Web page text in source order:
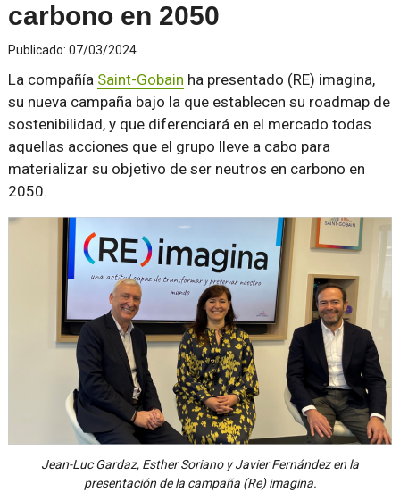
carbono en 2050
Publicado: 07/03/2024
La compañía Saint-Gobain ha presentado (RE) imagina,
su nueva campaña bajo la que establecen su roadmap de
sostenibilidad, y que diferenciará en el mercado todas
aquellas acciones que el grupo lleve a cabo para
materializar su objetivo de ser neutros en carbono en
2050.
Jean-Luc Gardaz, Esther Soriano y Javier Fernández en la
presentación de la campaña (Re) imagina.